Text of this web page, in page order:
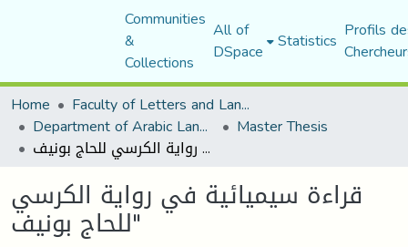
Communities
&
Collections
All of
DSpace Statistics Profils
Home
Faculty of Letters and Languages
Department of Arabic Language and Literature Master Thesis
قراءة سيميائية في رواية الكرسي للحاج بونيف"
قراءة سيميائية في رواية الكرسي
للحاج بونيف"